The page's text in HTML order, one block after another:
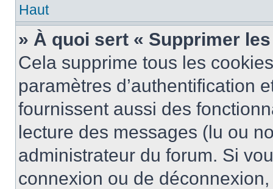
Haut
» À quoi sert « Supprimer
Cela supprime tous les
paramètres d’authentification
fournissent aussi des
lecture des messages (lu ou
administrateur du forum. Si
connexion ou de